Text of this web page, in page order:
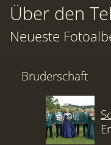
Über den
Neueste
Bruderschaft